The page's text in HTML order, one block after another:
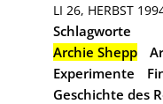
LI 26, HERBST
Schlagworte
Archie Shepp
Experimente
Geschichte des